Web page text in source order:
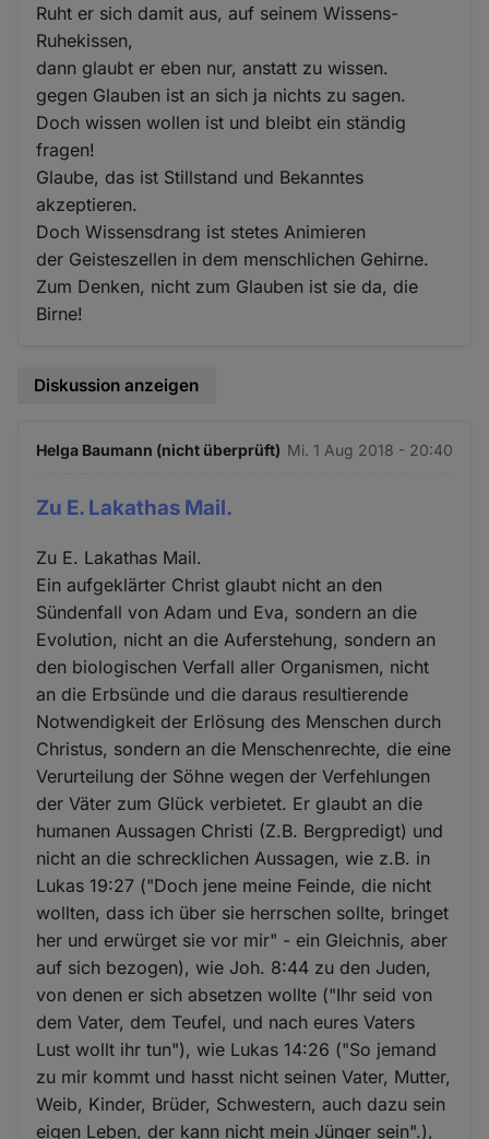
Ruht er sich damit aus, auf seinem Wissens-
Ruhekissen,
dann glaubt er eben nur, anstatt zu wissen.
gegen Glauben ist an sich ja nichts zu sagen.
Doch wissen wollen ist und bleibt ein ständig
fragen!
Glaube, das ist Stillstand und Bekanntes
akzeptieren.
Doch Wissensdrang ist stetes Animieren
der Geisteszellen in dem menschlichen Gehirne.
Zum Denken, nicht zum Glauben ist sie da, die
Birne!
Diskussion anzeigen
Helga Baumann (nicht überprüft) Mi. 1 Aug 2018 - 20:40
Zu E. Lakathas Mail.
Zu E. Lakathas Mail.
Ein aufgeklärter Christ glaubt nicht an den
Sündenfall von Adam und Eva, sondern an die
Evolution, nicht an die Auferstehung, sondern an
den biologischen Verfall aller Organismen, nicht
an die Erbsünde und die daraus resultierende
Notwendigkeit der Erlösung des Menschen durch
Christus, sondern an die Menschenrechte, die eine
Verurteilung der Söhne wegen der Verfehlungen
der Väter zum Glück verbietet. Er glaubt an die
humanen Aussagen Christi (Z.B. Bergpredigt) und
nicht an die schrecklichen Aussagen, wie z.B. in
Lukas 19:27 ("Doch jene meine Feinde, die nicht
wollten, dass ich über sie herrschen sollte, bringet
her und erwürget sie vor mir" - ein Gleichnis, aber
auf sich bezogen), wie Joh. 8:44 zu den Juden,
von denen er sich absetzen wollte ("Ihr seid von
dem Vater, dem Teufel, und nach eures Vaters
Lust wollt ihr tun"), wie Lukas 14:26 ("So jemand
zu mir kommt und hasst nicht seinen Vater, Mutter,
Weib, Kinder, Brüder, Schwestern, auch dazu sein
eigen Leben, der kann nicht mein Jünger sein".),